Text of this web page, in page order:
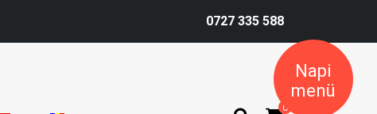
0727 335 588
0
Napi
menü